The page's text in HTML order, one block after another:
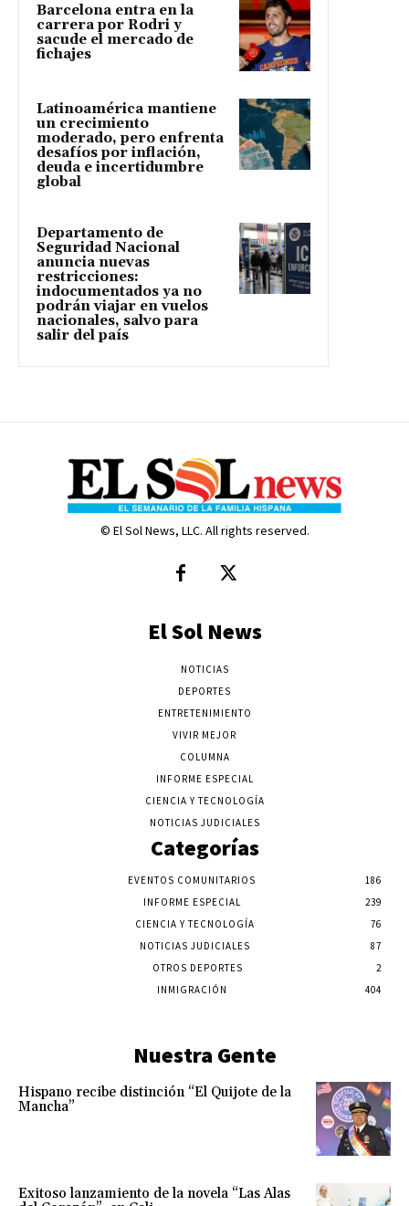
Barcelona entra en la
carrera por Rodri y
sacude el mercado de
fichajes
Latinoamérica mantiene
un crecimiento
moderado, pero enfrenta
desafíos por inflación,
deuda e incertidumbre
global
Departamento de
Seguridad Nacional
anuncia nuevas
restricciones:
indocumentados ya no
podrán viajar en vuelos
nacionales, salvo para
salir del país
© El Sol News, LLC. All rights reserved.
El Sol News
NOTICIAS
DEPORTES
ENTRETENIMIENTO
VIVIR MEJOR
COLUMNA
INFORME ESPECIAL
CIENCIA Y TECNOLOGÍA
NOTICIAS JUDICIALES
Categorías
EVENTOS COMUNITARIOS
186
INFORME ESPECIAL
239
CIENCIA Y TECNOLOGÍA
76
NOTICIAS JUDICIALES
87
OTROS DEPORTES
2
INMIGRACIÓN
404
Nuestra Gente
Hispano recibe distinción “El Quijote de la
Mancha”
Exitoso lanzamiento de la novela “Las Alas